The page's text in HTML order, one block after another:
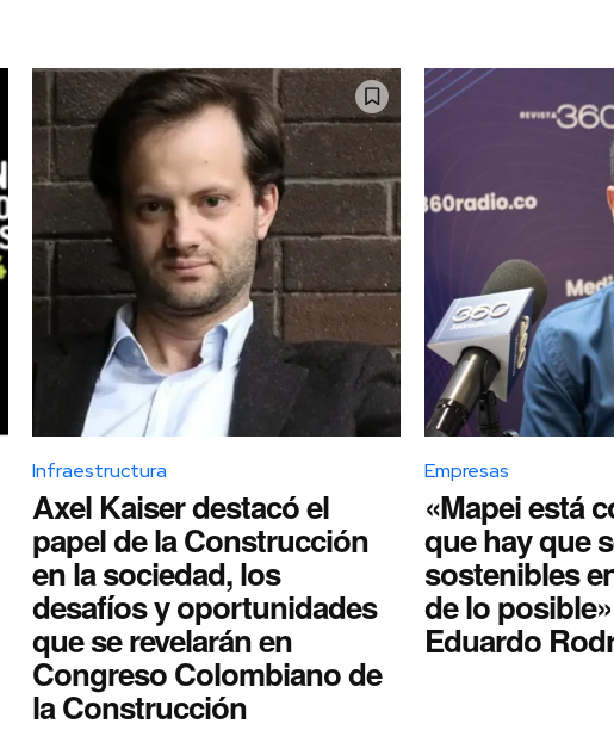
Infraestructura
Axel Kaiser destacó el
papel de la Construcción
en la sociedad, los
desafíos y oportunidades
que se revelarán en
Congreso Colombiano de
la Construcción
Empresas
«Mapei está
que hay que
sostenibles
de lo
Eduardo